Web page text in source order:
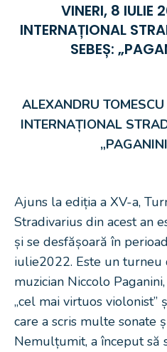
VINERI, 8 IULIE
INTERNAȚIONAL
SEBEȘ:
ALEXANDRU
INTERNAȚIONAL
Ajuns la ediția a XV-a,
Stradivarius din acest an
și se desfășoară în
iulie2022. Este un
muzician Niccolo
„cel mai virtuos violonist”
care a scris multe sonate
Nemulțumit, a început să